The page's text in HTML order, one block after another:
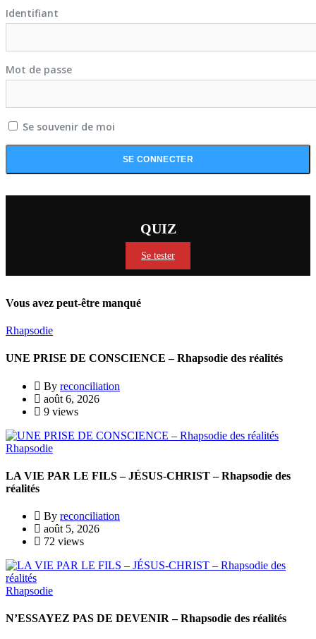
Identifiant
Mot de passe
Se souvenir de moi
QUIZ
Se tester
Vous avez peut-être manqué
Rhapsodie
UNE PRISE DE CONSCIENCE – Rhapsodie des réalités
By reconciliation
août 6, 2026
9 views
Rhapsodie
LA VIE PAR LE FILS – JÉSUS-CHRIST – Rhapsodie des
réalités
By reconciliation
août 5, 2026
72 views
Rhapsodie
N’ESSAYEZ PAS DE DEVENIR – Rhapsodie des réalités